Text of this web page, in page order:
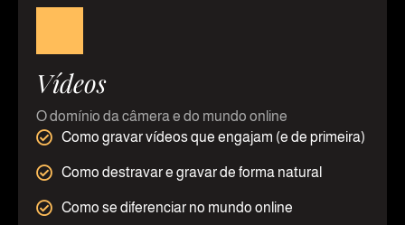
Vídeos
O domínio da câmera e do mundo online
Como gravar vídeos que engajam (e de primeira)
Como destravar e gravar de forma natural
Como se diferenciar no mundo online